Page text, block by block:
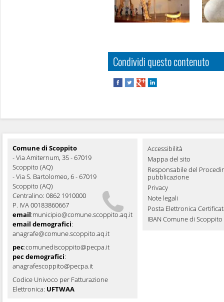
Condividi questo contenuto
Comune di Scoppito
- Via Amiternum, 35 - 67019
Scoppito (AQ)
- Via S. Bartolomeo, 6 - 67019
Scoppito (AQ)
Centralino: 0862 1910000
P. IVA 00183860667
email:municipio@comune.scoppito.aq.it
email demografici:
anagrafe@comune.scoppito.aq.it
pec:comunediscoppito@pecpa.it
pec demografici:
anagrafescoppito@pecpa.it
Codice Univoco per Fatturazione
Elettronica: UFTWAA
Accessibilità
Mappa del sito
Responsabile del
pubblicazione
Privacy
Note legali
Posta Elettronica
IBAN Comune di Scoppito